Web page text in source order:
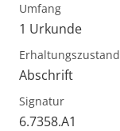
Umfang
1 Urkunde
Erhaltungszustand
Abschrift
Signatur
6.7358.A1